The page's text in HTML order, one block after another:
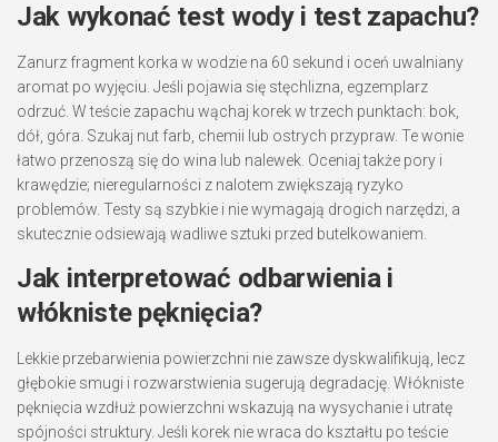
Jak wykonać test wody i test zapachu?
Zanurz fragment korka w wodzie na 60 sekund i oceń uwalniany
aromat po wyjęciu. Jeśli pojawia się stęchlizna, egzemplarz
odrzuć. W teście zapachu wąchaj korek w trzech punktach: bok,
dół, góra. Szukaj nut farb, chemii lub ostrych przypraw. Te wonie
łatwo przenoszą się do wina lub nalewek. Oceniaj także pory i
krawędzie; nieregularności z nalotem zwiększają ryzyko
problemów. Testy są szybkie i nie wymagają drogich narzędzi, a
skutecznie odsiewają wadliwe sztuki przed butelkowaniem.
Jak interpretować odbarwienia i
włókniste pęknięcia?
Lekkie przebarwienia powierzchni nie zawsze dyskwalifikują, lecz
głębokie smugi i rozwarstwienia sugerują degradację. Włókniste
pęknięcia wzdłuż powierzchni wskazują na wysychanie i utratę
spójności struktury. Jeśli korek nie wraca do kształtu po teście